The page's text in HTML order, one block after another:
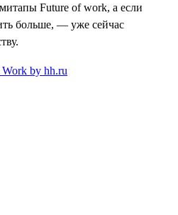
Future of work, а если
больше, — уже сейчас
by hh.ru